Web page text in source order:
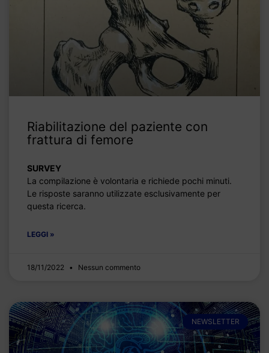
Riabilitazione del paziente con
frattura di femore
SURVEY
La compilazione è volontaria e richiede pochi minuti.
Le risposte saranno utilizzate esclusivamente per
questa ricerca.
LEGGI »
18/11/2022 Nessun commento
NEWSLETTER